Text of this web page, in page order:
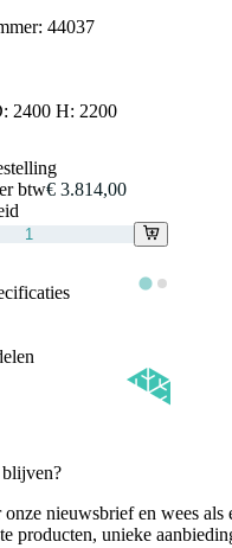
44037
2400 H: 2200
btw€ 3.814,00
nieuwsbrief en wees als
producten, unieke